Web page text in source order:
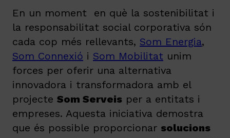
En un moment en què la sostenibilitat i
la responsabilitat social corporativa són
cada cop més rellevants, Som Energia,
Som Connexió i Som Mobilitat unim
forces per oferir una alternativa
innovadora i transformadora amb el
projecte Som Serveis per a entitats i
empreses. Aquesta iniciativa demostra
que és possible proporcionar solucions